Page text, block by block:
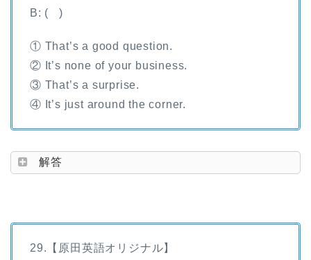
B: ( )
① That’s a good question.
② It’s none of your business.
③ That’s a surprise.
④ It’s just around the corner.
解答
29.【原田英語オリジナル】